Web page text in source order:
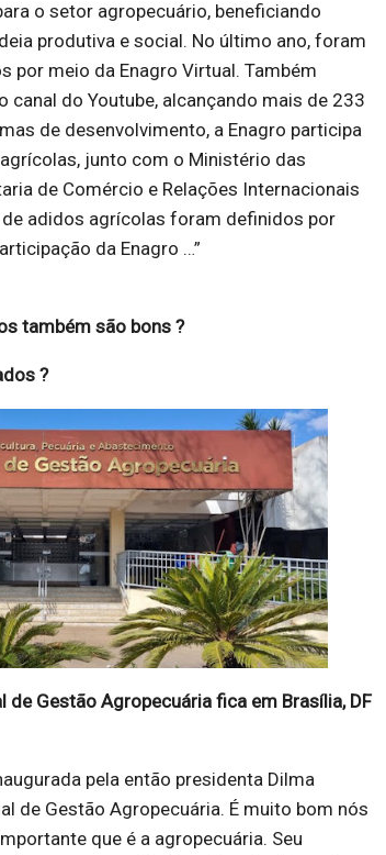
o setor agropecuário, beneficiando
produtiva e social. No último ano, foram
por meio da Enagro Virtual. Também
do Youtube, alcançando mais de 233
de desenvolvimento, a Enagro participa
junto com o Ministério das
de Comércio e Relações Internacionais
adidos agrícolas foram definidos por
da Enagro …”
também são bons ?
?
de Gestão Agropecuária fica em Brasília, DF
pela então presidenta Dilma
de Gestão Agropecuária. É muito bom nós
que é a agropecuária. Seu